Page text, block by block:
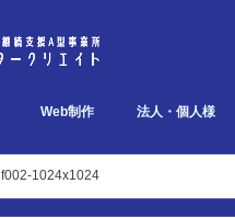
Web制作
デザイン関連 ポートフォリオ
ページ設計関連 ポートフォリオ
実装関連 ポートフォリオ
法人・個人様
f002-1024x1024